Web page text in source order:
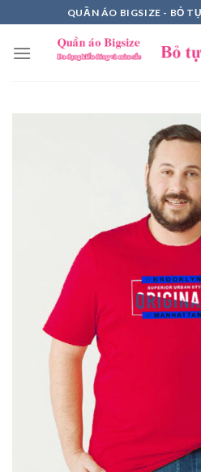
to
content
QUẦN ÁO BIGSIZE - BỎ